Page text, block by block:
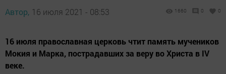
Автор, 16 июля 2021 - 08:53 1660 0 0
16 июля православная церковь чтит память мучеников
Мокия и Марка, пострадавших за веру во Христа в IV
веке.